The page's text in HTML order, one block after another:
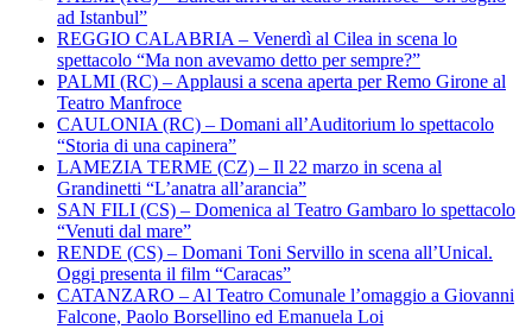
ad Istanbul”
REGGIO CALABRIA – Venerdì al Cilea in scena lo
spettacolo “Ma non avevamo detto per sempre?”
PALMI (RC) – Applausi a scena aperta per Remo Girone al
Teatro Manfroce
CAULONIA (RC) – Domani all’Auditorium lo spettacolo
“Storia di una capinera”
LAMEZIA TERME (CZ) – Il 22 marzo in scena al
Grandinetti “L’anatra all’arancia”
SAN FILI (CS) – Domenica al Teatro Gambaro lo spettacolo
“Venuti dal mare”
RENDE (CS) – Domani Toni Servillo in scena all’Unical.
Oggi presenta il film “Caracas”
CATANZARO – Al Teatro Comunale l’omaggio a Giovanni
Falcone, Paolo Borsellino ed Emanuela Loi